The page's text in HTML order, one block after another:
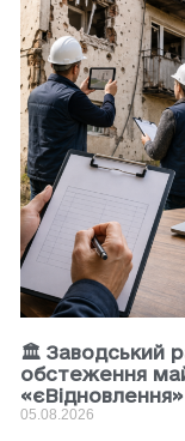
🏛 Заводський
обстеження
«єВідновлення»
05.08.2026